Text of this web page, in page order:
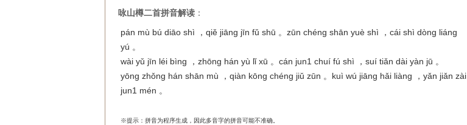
咏山樽二首拼音解读 ：
pán mù bú diāo shì ，qiě jiāng jīn fǔ shū 。zūn chéng shān yuè shì ，cái shì dòng liáng
yú 。
wài yǔ jīn léi bìng ，zhōng hán yù lǐ xū 。cán jun1 chuí fú shì ，suí tiǎn dài yàn jū 。
yōng zhǒng hán shān mù ，qiàn kōng chéng jiǔ zūn 。kuì wú jiāng hǎi liàng ，yǎn jiǎn zài
jun1 mén 。
※提示：拼音为程序生成，因此多音字的拼音可能不准确。